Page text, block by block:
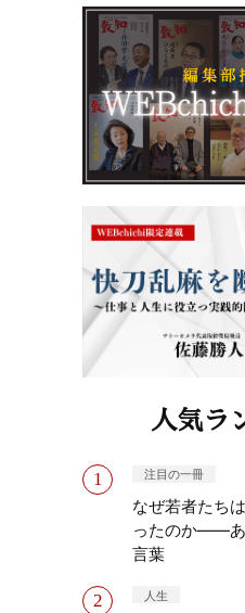
人気ラ
注目の一冊
なぜ若者たち
ったのか——
言葉
人生